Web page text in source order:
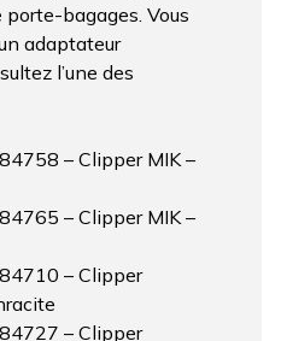
bagages. Vous
adaptateur
l’une des
– Clipper MIK –
– Clipper MIK –
– Clipper
– Clipper